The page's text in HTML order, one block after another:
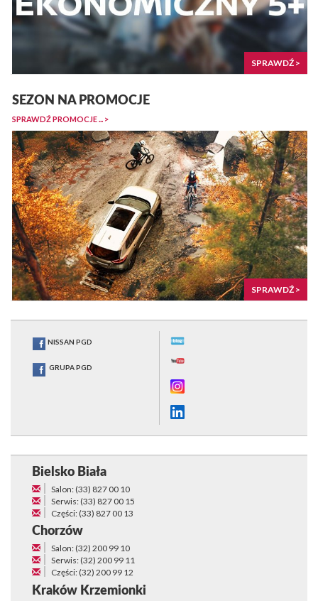
SPRAWDŹ >
SEZON NA PROMOCJE
SPRAWDŹ PROMOCJE ... >
SPRAWDŹ >
NISSAN PGD
GRUPA PGD
Bielsko Biała
Salon: (33) 827 00 10
Serwis: (33) 827 00 15
Części: (33) 827 00 13
Chorzów
Salon: (32) 200 99 10
Serwis: (32) 200 99 11
Części: (32) 200 99 12
Kraków Krzemionki